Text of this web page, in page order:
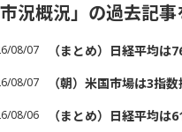
市況概況」の過去記
08/07 （まとめ）日経平均
08/07 （朝）米国市場は3指
08/06 （まとめ）日経平均